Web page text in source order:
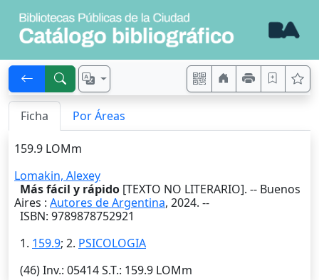
Ficha Por Áreas
159.9 LOMm
Lomakin, Alexey
Más fácil y rápido [TEXTO NO LITERARIO]. -- Buenos
Aires : Autores de Argentina, 2024. --
ISBN: 9789878752921
1. 159.9; 2. PSICOLOGIA
(46)Inv.: 05414S.T.: 159.9 LOMm